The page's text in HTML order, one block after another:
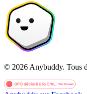
© 2026 Anybuddy. Tous